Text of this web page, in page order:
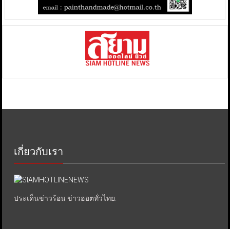
เกี่ยวกับเรา
ประเด็นข่าวร้อน ข่าวฮอตทั่วไทย.